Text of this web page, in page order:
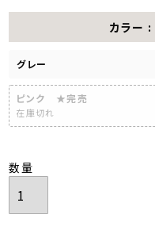
カラー
グレー
ピンク ★完売
在庫切れ